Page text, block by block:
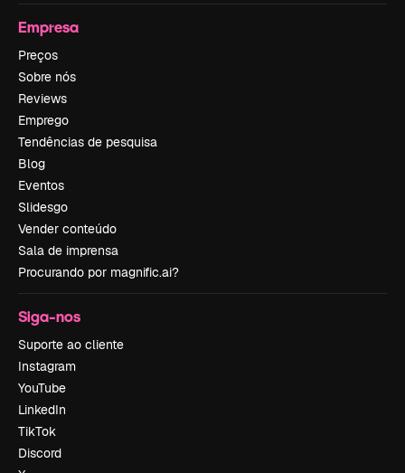
Empresa
Preços
Sobre nós
Reviews
Emprego
Tendências de pesquisa
Blog
Eventos
Slidesgo
Vender conteúdo
Sala de imprensa
Procurando por magnific.ai?
Siga-nos
Suporte ao cliente
Instagram
YouTube
LinkedIn
TikTok
Discord